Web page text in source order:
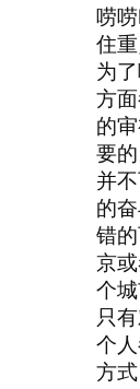
唠
住
为
方
的
要
并
的
错
京
个
只
个
方